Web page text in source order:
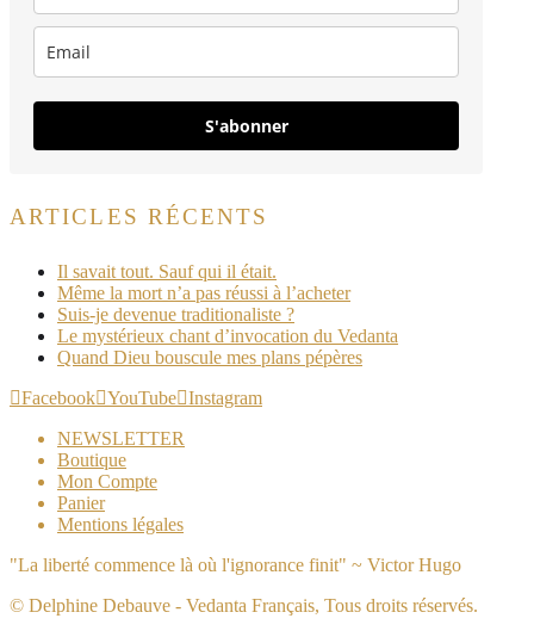
S'abonner
ARTICLES RÉCENTS
Il savait tout. Sauf qui il était.
Même la mort n’a pas réussi à l’acheter
Suis-je devenue traditionaliste ?
Le mystérieux chant d’invocation du Vedanta
Quand Dieu bouscule mes plans pépères
Facebook YouTube Instagram
NEWSLETTER
Boutique
Mon Compte
Panier
Mentions légales
"La liberté commence là où l'ignorance finit" ~ Victor Hugo
© Delphine Debauve - Vedanta Français, Tous droits réservés.